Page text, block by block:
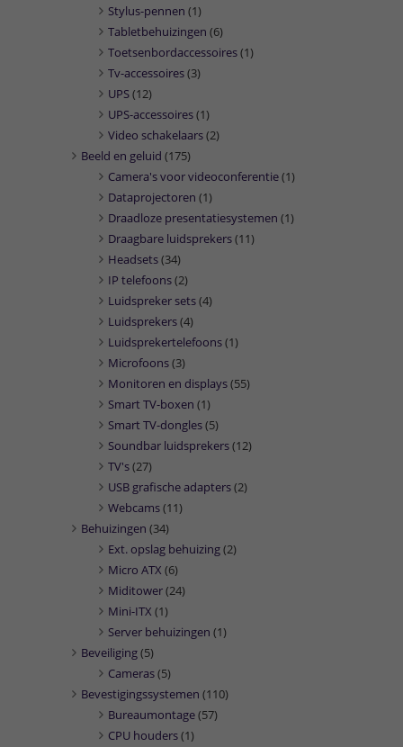
Stylus-pennen (1)
Tabletbehuizingen (6)
Toetsenbordaccessoires(1)
Tv-accessoires(3)
UPS(12)
UPS-accessoires(1)
Video schakelaars(2)
Beeld en geluid (175)
Camera's voor videoconferentie(1)
Dataprojectoren (1)
Draadloze presentatiesystemen (1)
Draagbare luidsprekers(11)
Headsets(34)
IP telefoons(2)
Luidspreker sets(4)
Luidsprekers(4)
Luidsprekertelefoons(1)
Microfoons(3)
Monitoren en displays(55)
Smart TV-boxen (1)
Smart TV-dongles(5)
Soundbar luidsprekers(12)
TV's(27)
USB grafische adapters(2)
Webcams(11)
Behuizingen (34)
Ext. opslag behuizing(2)
Micro ATX (6)
Miditower(24)
Mini-ITX (1)
Server behuizingen (1)
Beveiliging(5)
Cameras(5)
Bevestigingssystemen (110)
Bureaumontage(57)
CPU houders(1)